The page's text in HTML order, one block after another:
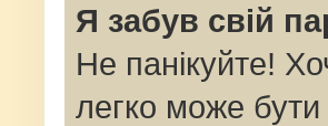
Я забув свій
Не панікуйте!
легко може